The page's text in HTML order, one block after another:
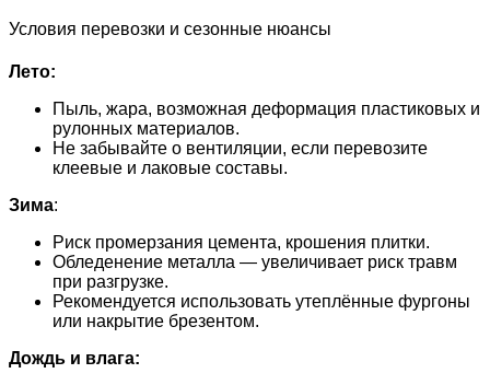
Условия перевозки и сезонные нюансы
Лето:
Пыль, жара, возможная деформация пластиковых и
рулонных материалов.
Не забывайте о вентиляции, если перевозите
клеевые и лаковые составы.
Зима:
Риск промерзания цемента, крошения плитки.
Обледенение металла — увеличивает риск травм
при разгрузке.
Рекомендуется использовать утеплённые фургоны
или накрытие брезентом.
Дождь и влага: